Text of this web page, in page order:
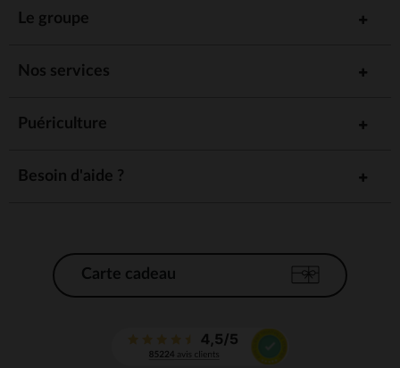
Le groupe
Nos services
Puériculture
Besoin d'aide ?
Carte cadeau